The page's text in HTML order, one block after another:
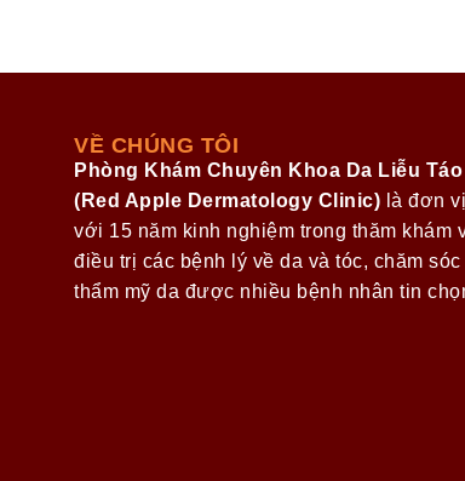
VỀ CHÚNG TÔI
Phòng Khám Chuyên Khoa Da Liễu
(Red Apple Dermatology Clinic) là đơn vị
với 15 năm kinh nghiệm trong thăm khám
điều trị các bệnh lý về da và tóc, chăm sóc
thẩm mỹ da được nhiều bệnh nhân tin